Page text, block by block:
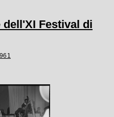
dell'XI Festival di